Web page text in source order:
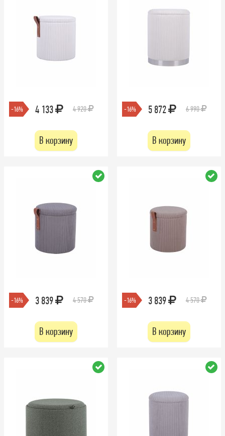
-16% 4 133 4 920
В корзину
-16% 5 872 6 990
В корзину
-16% 3 839 4 570
В корзину
-16% 3 839 4 570
В корзину